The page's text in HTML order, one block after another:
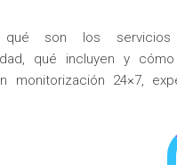
qué son los servicios
qué incluyen y
monitorización 24×7,